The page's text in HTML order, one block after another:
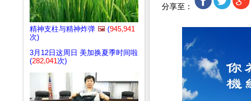
精神支柱与精神炸弹 🖼️ (945,941
次)
3月12日这周日 美加换夏季时间啦
(282,041次)
分享至：